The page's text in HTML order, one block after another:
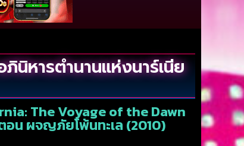
หารตำนานแห่งนาร์เนีย
The Voyage of the Dawn
อน ผจญภัยโพ้นทะเล (2010)